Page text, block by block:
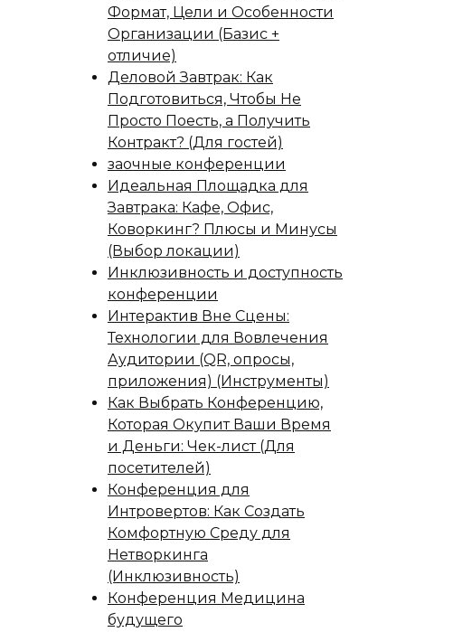
Формат, Цели и Особенности
Организации (Базис +
отличие)
Деловой Завтрак: Как
Подготовиться, Чтобы Не
Просто Поесть, а Получить
Контракт? (Для гостей)
заочные конференции
Идеальная Площадка для
Завтрака: Кафе, Офис,
Коворкинг? Плюсы и Минусы
(Выбор локации)
Инклюзивность и доступность
конференции
Интерактив Вне Сцены:
Технологии для Вовлечения
Аудитории (QR, опросы,
приложения) (Инструменты)
Как Выбрать Конференцию,
Которая Окупит Ваши Время
и Деньги: Чек-лист (Для
посетителей)
Конференция для
Интровертов: Как Создать
Комфортную Среду для
Нетворкинга
(Инклюзивность)
Конференция Медицина
будущего